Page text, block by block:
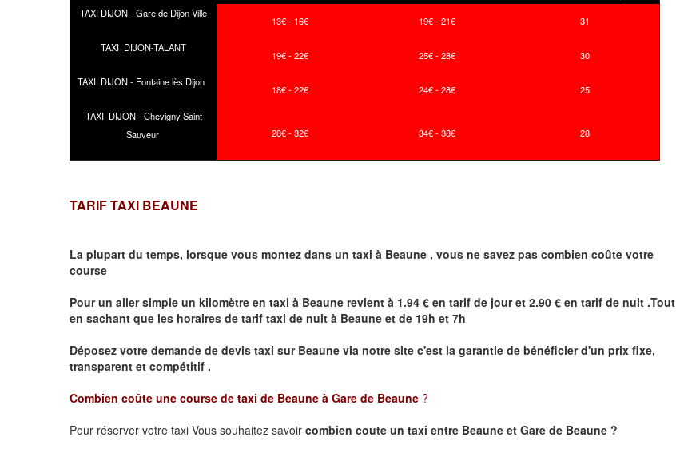
TAXI DIJON - Gare de Dijon-Ville
13€ - 16€ 19€ - 21€ 31
TAXI DIJON-TALANT
19€ - 22€ 25€ - 28€ 30
TAXI DIJON - Fontaine lès Dijon
18€ - 22€ 24€ - 28€ 25
TAXI DIJON - Chevigny Saint
Sauveur
28€ - 32€ 34€ - 38€ 28
TARIF TAXI BEAUNE
La plupart du temps, lorsque vous montez dans un taxi à Beaune , vous ne savez pas combien coûte votre
course
Pour un aller simple un kilomètre en taxi à Beaune revient à 1.94 € en tarif de jour et 2.90 € en tarif de nuit .Tout
en sachant que les horaires de tarif taxi de nuit à Beaune et de 19h et 7h
Déposez votre demande de devis taxi sur Beaune via notre site c'est la garantie de bénéficier d'un prix fixe,
transparent et compétitif .
Combien coûte une course de taxi de Beaune à Gare de Beaune ?
Pour réserver votre taxi Vous souhaitez savoir combien coute un taxi entre Beaune et Gare de Beaune ?